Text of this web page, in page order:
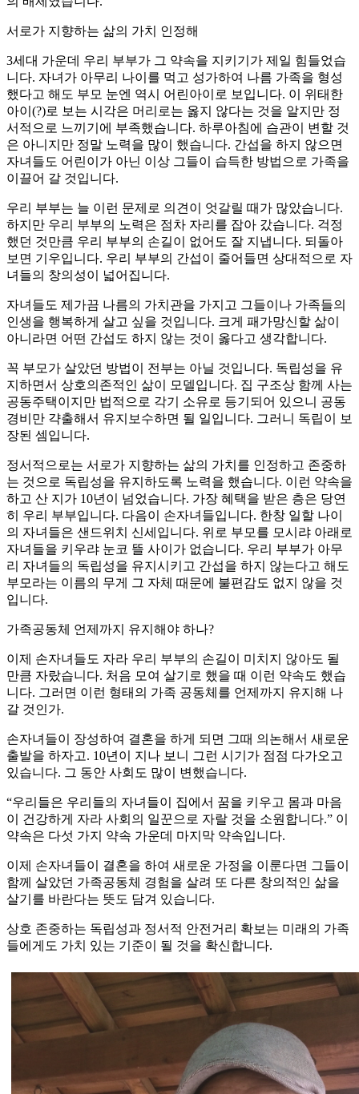
서로가 지향하는 삶의 가치 인정해
3세대 가운데 우리 부부가 그 약속을 지키기가 제일 힘들었습
니다. 자녀가 아무리 나이를 먹고 성가하여 나름 가족을 형성
했다고 해도 부모 눈엔 역시 어린아이로 보입니다. 이 위태한
아이(?)로 보는 시각은 머리로는 옳지 않다는 것을 알지만 정
서적으로 느끼기에 부족했습니다. 하루아침에 습관이 변할 것
은 아니지만 정말 노력을 많이 했습니다. 간섭을 하지 않으면
자녀들도 어린이가 아닌 이상 그들이 습득한 방법으로 가족을
이끌어 갈 것입니다.
우리 부부는 늘 이런 문제로 의견이 엇갈릴 때가 많았습니다.
하지만 우리 부부의 노력은 점차 자리를 잡아 갔습니다. 걱정
했던 것만큼 우리 부부의 손길이 없어도 잘 지냅니다. 되돌아
보면 기우입니다. 우리 부부의 간섭이 줄어들면 상대적으로 자
녀들의 창의성이 넓어집니다.
자녀들도 제가끔 나름의 가치관을 가지고 그들이나 가족들의
인생을 행복하게 살고 싶을 것입니다. 크게 패가망신할 삶이
아니라면 어떤 간섭도 하지 않는 것이 옳다고 생각합니다.
꼭 부모가 살았던 방법이 전부는 아닐 것입니다. 독립성을 유
지하면서 상호의존적인 삶이 모델입니다. 집 구조상 함께 사는
공동주택이지만 법적으로 각기 소유로 등기되어 있으니 공동
경비만 갹출해서 유지보수하면 될 일입니다. 그러니 독립이 보
장된 셈입니다.
정서적으로는 서로가 지향하는 삶의 가치를 인정하고 존중하
는 것으로 독립성을 유지하도록 노력을 했습니다. 이런 약속을
하고 산 지가 10년이 넘었습니다. 가장 혜택을 받은 층은 당연
히 우리 부부입니다. 다음이 손자녀들입니다. 한창 일할 나이
의 자녀들은 샌드위치 신세입니다. 위로 부모를 모시랴 아래로
자녀들을 키우랴 눈코 뜰 사이가 없습니다. 우리 부부가 아무
리 자녀들의 독립성을 유지시키고 간섭을 하지 않는다고 해도
부모라는 이름의 무게 그 자체 때문에 불편감도 없지 않을 것
입니다.
가족공동체 언제까지 유지해야 하나?
이제 손자녀들도 자라 우리 부부의 손길이 미치지 않아도 될
만큼 자랐습니다. 처음 모여 살기로 했을 때 이런 약속도 했습
니다. 그러면 이런 형태의 가족 공동체를 언제까지 유지해 나
갈 것인가.
손자녀들이 장성하여 결혼을 하게 되면 그때 의논해서 새로운
출발을 하자고. 10년이 지나 보니 그런 시기가 점점 다가오고
있습니다. 그 동안 사회도 많이 변했습니다.
“우리들은 우리들의 자녀들이 집에서 꿈을 키우고 몸과 마음
이 건강하게 자라 사회의 일꾼으로 자랄 것을 소원합니다.” 이
약속은 다섯 가지 약속 가운데 마지막 약속입니다.
이제 손자녀들이 결혼을 하여 새로운 가정을 이룬다면 그들이
함께 살았던 가족공동체 경험을 살려 또 다른 창의적인 삶을
살기를 바란다는 뜻도 담겨 있습니다.
상호 존중하는 독립성과 정서적 안전거리 확보는 미래의 가족
들에게도 가치 있는 기준이 될 것을 확신합니다.